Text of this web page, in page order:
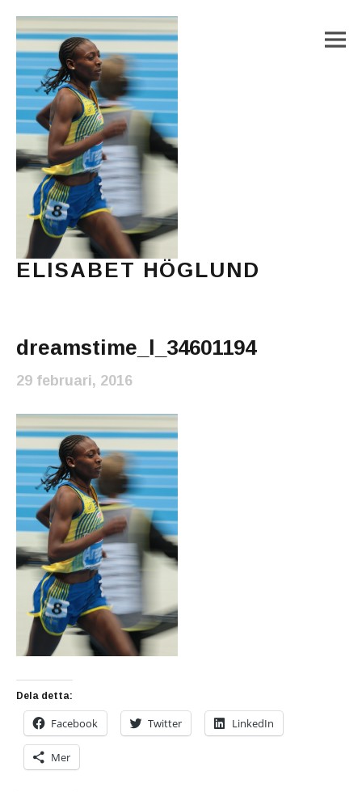
ELISABET HÖGLUND
dreamstime_l_34601194
29 februari, 2016
Dela detta:
Facebook Twitter LinkedIn
Mer